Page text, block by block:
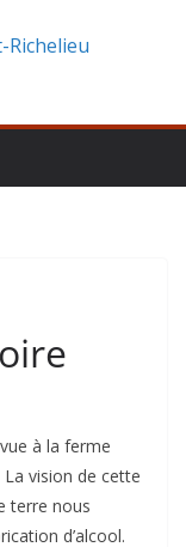
à la ferme
La vision de cette
terre nous
d’alcool.